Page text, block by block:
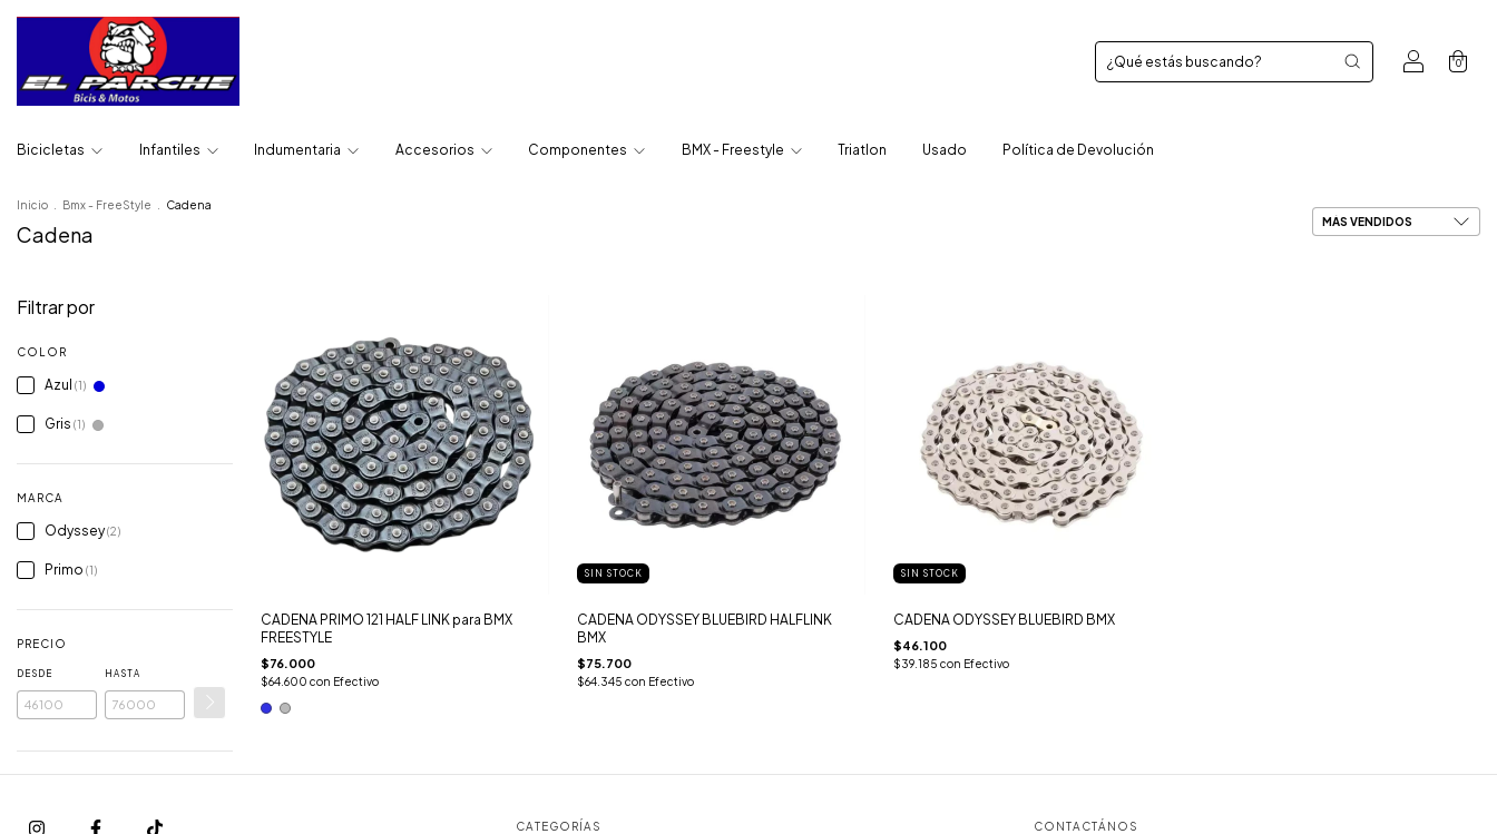
0
Bicicletas Infantiles Indumentaria Accesorios Componentes BMX - Freestyle Triatlon Usado Política de Devolución
Inicio Bmx - FreeStyle Cadena
Cadena
Filtrar por
COLOR
Azul (1)
Gris (1)
MARCA
Odyssey(2)
Primo (1)
PRECIO
DESDE HASTA
CADENA PRIMO 121 HALF LINK para BMX
FREESTYLE
$76.000
$64.600 con Efectivo
SIN STOCK
CADENA ODYSSEY BLUEBIRD HALFLINK
BMX
$75.700
$64.345 con Efectivo
SIN STOCK
CADENA ODYSSEY BLUEBIRD BMX
$46.100
$39.185 con Efectivo
CATEGORÍAS CONTACTÁNOS